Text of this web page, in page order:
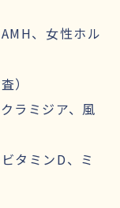
、女性ホル
）
ラミジア、風
タミンD、ミ